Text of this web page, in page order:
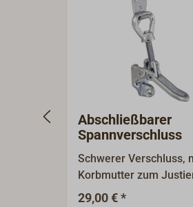
Abschließbarer
Spannverschluss
Schwerer Verschluss,
Korbmutter zum
Spannung und einer
29,00 € *